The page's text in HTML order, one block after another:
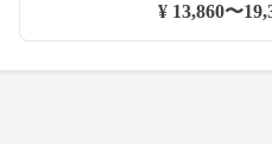
¥ 13,860〜